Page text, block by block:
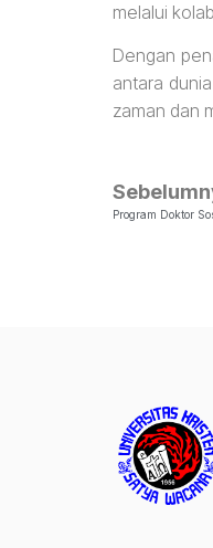
melalui
Dengan
antara
zaman dan
Program Doktor